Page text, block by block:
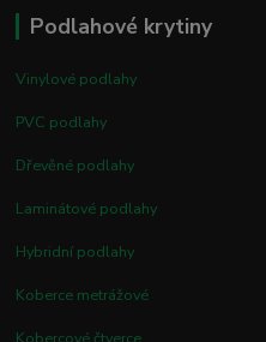
Podlahové krytiny
Vinylové podlahy
PVC podlahy
Dřevěné podlahy
Laminátové podlahy
Hybridní podlahy
Koberce metrážové
Kobercové čtverce